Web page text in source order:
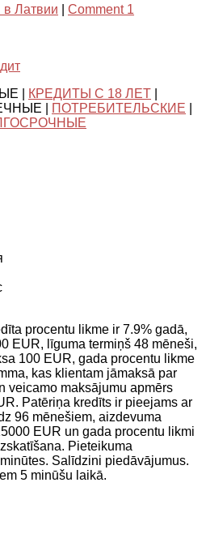
в Латвии
Comment 1
|
КРЕДИТЫ С 18 ЛЕТ
| ПОТРЕБИТЕЛЬСКИЕ
procentu likme ir 7.9% gadā,
EUR, līguma termiņš 48 mēneši,
100 EUR, gada procentu likme
kas klientam jāmaksā par
veicamo maksājumu apmērs
Patēriņa kredīts ir pieejams ar
96 mēnešiem, aizdevuma
EUR un gada procentu likmi
Pieteikuma
Salīdzini piedāvājumus.
5 minūšu laikā.